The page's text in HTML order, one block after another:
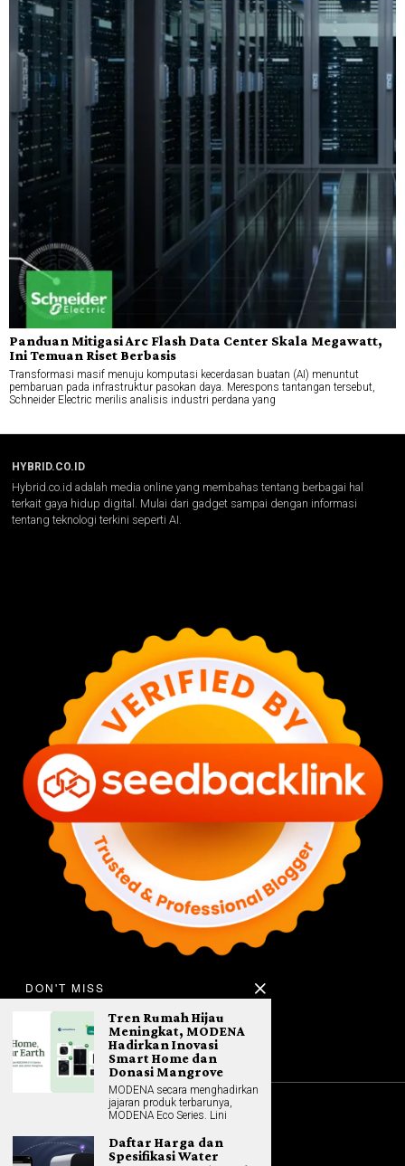
Panduan Mitigasi Arc Flash Data Center Skala Megawatt,
Ini Temuan Riset Berbasis
Transformasi masif menuju komputasi kecerdasan buatan (AI) menuntut
pembaruan pada infrastruktur pasokan daya. Merespons tantangan tersebut,
Schneider Electric merilis analisis industri perdana yang
HYBRID.CO.ID
Hybrid.co.id adalah media online yang membahas tentang berbagai hal
terkait gaya hidup digital. Mulai dari gadget sampai dengan informasi
tentang teknologi terkini seperti AI.
DON'T MISS
Tren Rumah Hijau
Meningkat, MODENA
Hadirkan Inovasi
Smart Home dan
Donasi Mangrove
MODENA secara menghadirkan
jajaran produk terbarunya,
MODENA Eco Series. Lini
Daftar Harga dan
Spesifikasi Water